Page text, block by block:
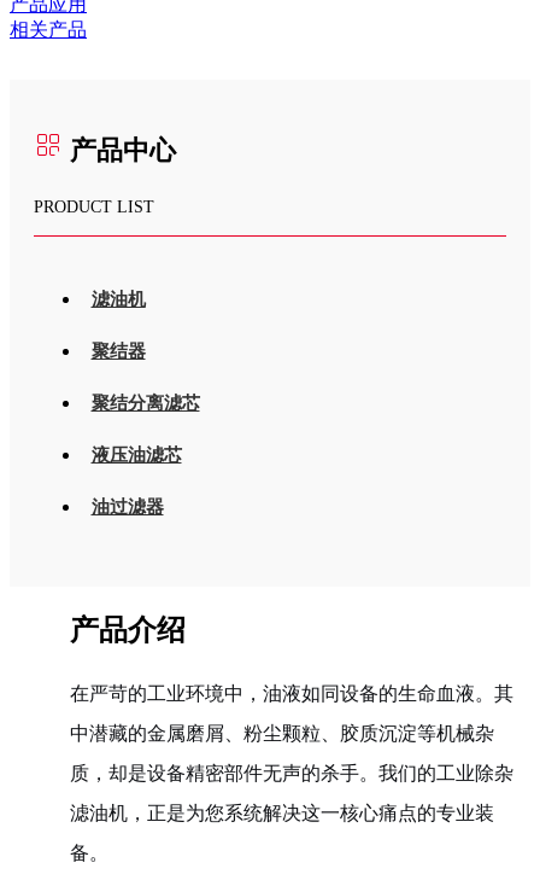
相关产品
产品中心
PRODUCT LIST
滤油机
聚结器
聚结分离滤芯
液压油滤芯
油过滤器
产品介绍
在严苛的工业环境中，油液如同设备的生命血液。其
中潜藏的金属磨屑、粉尘颗粒、胶质沉淀等机械杂
质，却是设备精密部件无声的杀手。我们的工业除杂
滤油机，正是为您系统解决这一核心痛点的专业装
备。